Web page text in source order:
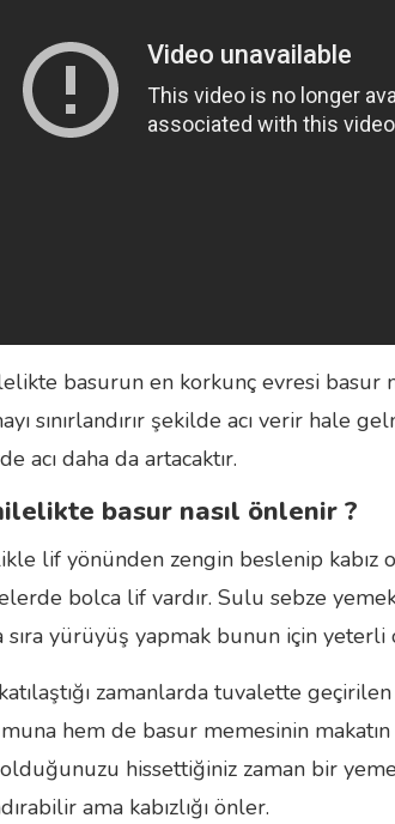
basurun en korkunç evresi basur
sınırlandırır şekilde acı verir hale
acı daha da artacaktır.
basur nasıl önlenir ?
lif yönünden zengin beslenip kabız
bolca lif vardır. Sulu sebze
sıra yürüyüş yapmak bunun için yeterli
katılaştığı zamanlarda tuvalette
hem de basur memesinin makatın
olduğunuzu hissettiğiniz zaman bir
ama kabızlığı önler.